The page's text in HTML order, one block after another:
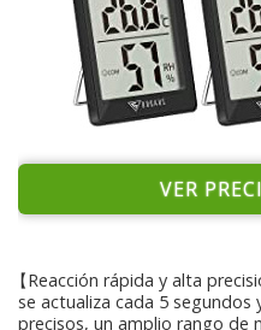
VER
【Reacción rápida y alta
se actualiza cada 5
precisos, un amplio rango de